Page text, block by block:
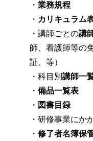
・ 業務規程
・ カリキュラム
・講師ごとの講
師、看護師等の
証、等）
・科目別 講師一
・ 備品一覧表
・ 図書目録
・研修事業にか
・ 修了者名簿保